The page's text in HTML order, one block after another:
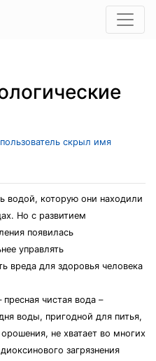
скрыл имя
водой, которую они находили
Но с развитием
появилась
управлять
вреда для здоровья человека
чистая вода –
воды, пригодной для питья,
не хватает во многих
загрязнения